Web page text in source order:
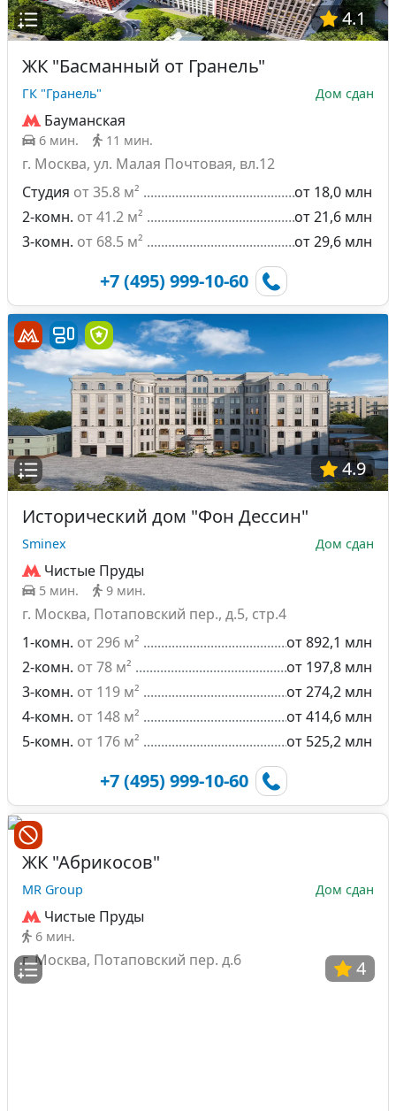
4.1
ЖК "Басманный от Гранель"
ГК "Гранель" Дом сдан
Бауманская
6 мин. 11 мин.
г. Москва, ул. Малая Почтовая, вл.12
Студия от 35.8 м²
от 18,0 млн
2-комн. от 41.2 м²
от 21,6 млн
3-комн. от 68.5 м² от 29,6 млн
+7 (495) 999-10-60
4.9
Исторический дом "Фон Дессин"
Sminex Дом сдан
Чистые Пруды
5 мин. 9 мин.
г. Москва, Потаповский пер., д.5, стр.4
1-комн. от 296 м²
от 892,1 млн
2-комн. от 78 м²
от 197,8 млн
3-комн. от 119 м²
от 274,2 млн
4-комн. от 148 м²
от 414,6 млн
5-комн. от 176 м² от 525,2 млн
+7 (495) 999-10-60
4
ЖК "Абрикосов"
MR Group Дом сдан
Чистые Пруды
6 мин.
г. Москва, Потаповский пер. д.6